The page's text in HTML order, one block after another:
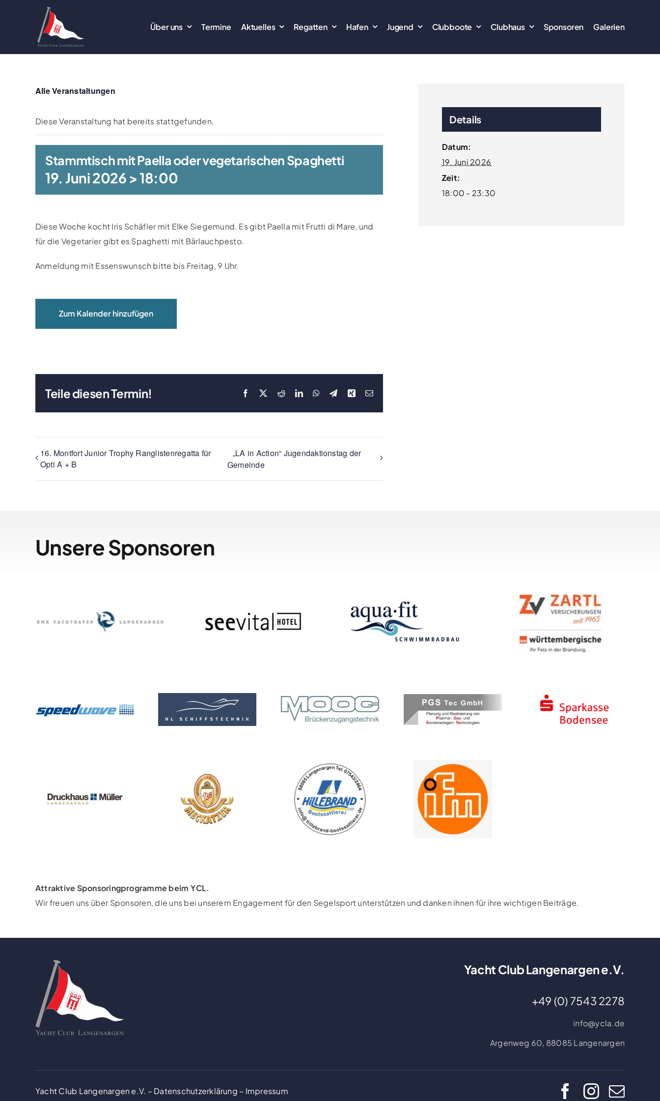
Über uns Termine Aktuelles Regatten Hafen Jugend Clubboote Clubhaus Sponsoren Galerien
Alle Veranstaltungen
Diese Veranstaltung hat bereits stattgefunden.
Stammtisch mit Paella oder vegetarischen Spaghetti
19. Juni 2026 > 18:00
Diese Woche kocht Iris Schäfler mit Elke Siegemund. Es gibt Paella mit Frutti di Mare, und
für die Vegetarier gibt es Spaghetti mit Bärlauchpesto.
Anmeldung mit Essenswunsch bitte bis Freitag, 9 Uhr.
Zum Kalender hinzufügen
Teile diesen Termin! Facebook RedditLinkedInWhatsApp
Telegram
Xing E-
16. Montfort Junior Trophy Ranglistenregatta für
Opti A + B
„LA in Action“ Jugendaktionstag der
Gemeinde
Details
Datum:
19. Juni 2026
Zeit:
18:00 - 23:30
Unsere Sponsoren
Attraktive Sponsoringprogramme beim YCL.
Wir freuen uns über Sponsoren, die uns bei unserem Engagement für den Segelsport unterstützen und danken ihnen für ihre wichtigen Beiträge.
Yacht Club Langenargen e.V.
+49 (0) 7543 2278
info@ycla.de
Argenweg 60, 88085 Langenargen
Yacht Club Langenargen e.V. – Datenschutzerklärung – Impressum